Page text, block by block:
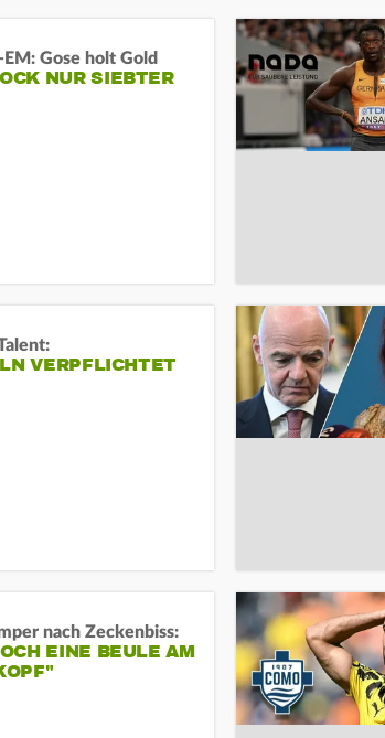
Gose holt Gold
NUR SIEBTER
VERPFLICHTET
nach Zeckenbiss:
EINE BEULE AM